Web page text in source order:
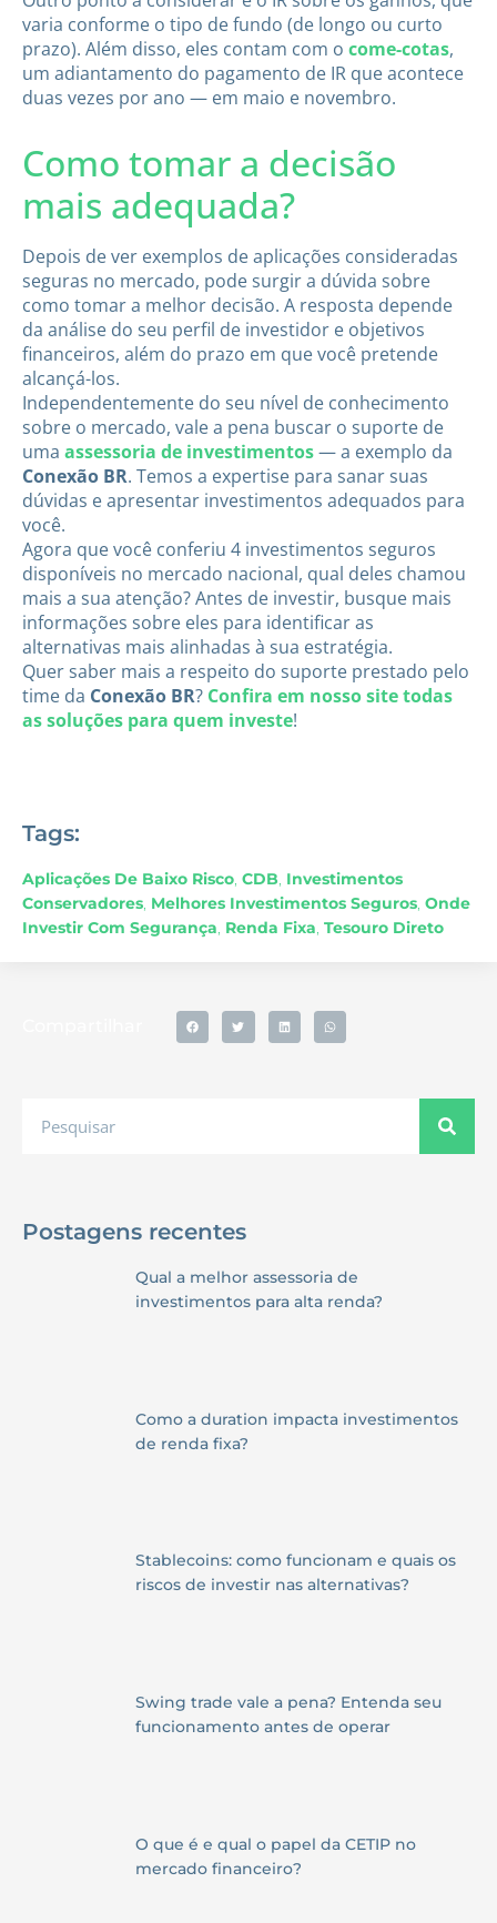
varia conforme o tipo de fundo (de longo ou curto
prazo). Além disso, eles contam com o come-cotas,
um adiantamento do pagamento de IR que acontece
duas vezes por ano — em maio e novembro.
Como tomar a decisão
mais adequada?
Depois de ver exemplos de aplicações consideradas
seguras no mercado, pode surgir a dúvida sobre
como tomar a melhor decisão. A resposta depende
da análise do seu perfil de investidor e objetivos
financeiros, além do prazo em que você pretende
alcançá-los.
Independentemente do seu nível de conhecimento
sobre o mercado, vale a pena buscar o suporte de
uma assessoria de investimentos— a exemplo da
Conexão BR. Temos a expertise para sanar suas
dúvidas e apresentar investimentos adequados para
você.
Agora que você conferiu 4 investimentos seguros
disponíveis no mercado nacional, qual deles chamou
mais a sua atenção? Antes de investir, busque mais
informações sobre eles para identificar as
alternativas mais alinhadas à sua estratégia.
Quer saber mais a respeito do suporte prestado pelo
time da Conexão BR? Confira em nosso site todas
as soluções para quem investe!
Tags:
Aplicações De Baixo Risco, CDB, Investimentos
Conservadores, Melhores Investimentos Seguros, Onde
Investir Com Segurança, Renda Fixa, Tesouro Direto
Postagens recentes
Qual a melhor assessoria de
investimentos para alta renda?
Como a duration impacta investimentos
de renda fixa?
Stablecoins: como funcionam e quais os
riscos de investir nas alternativas?
Swing trade vale a pena? Entenda seu
funcionamento antes de operar
O que é e qual o papel da CETIP no
mercado financeiro?